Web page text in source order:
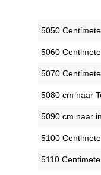
5050
5060
5070
5080 cm naar
5090 cm naar in
5100
5110